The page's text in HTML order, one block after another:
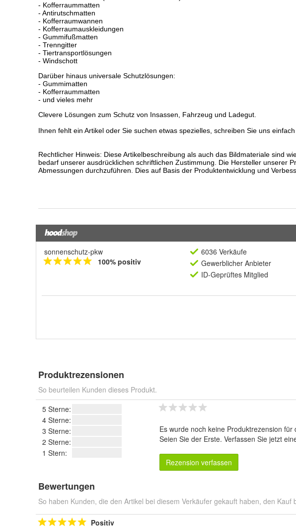
sonnenschutz-pkw
100% positiv
6036 Verkäufe
Gewerblicher Anbieter
ID-Geprüftes Mitglied
Produktrezensionen
So beurteilen Kunden dieses Produkt.
5 Sterne:
4 Sterne:
3 Sterne:
2 Sterne:
1 Stern:
Es wurde noch keine Produktrezension
Seien Sie der Erste. Verfassen Sie jetzt
Rezension verfassen
Bewertungen
So haben Kunden, die den Artikel bei diesem Verkäufer gekauft haben, den Kauf
Positiv